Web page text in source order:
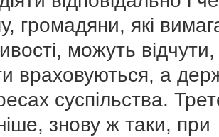
громадяни, які
можуть
враховуються, а
суспільства.
знову ж таки, при